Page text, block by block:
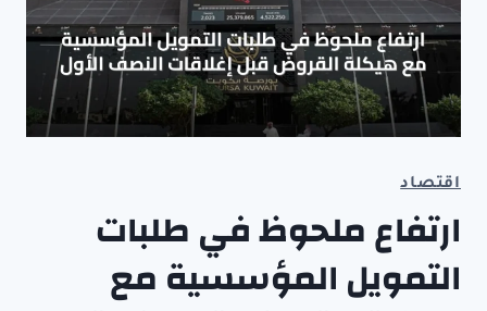
اقتصاد
ارتفاع ملحوظ في طلبات
التمويل المؤسسية مع